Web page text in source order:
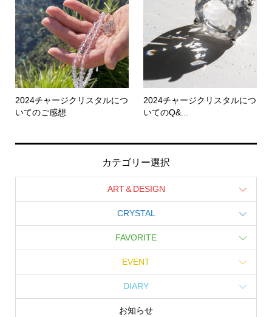
2024チャージクリスタルにつ
いてのご感想
2024チャージクリスタルにつ
いてのQ&...
カテゴリー選択
ART＆DESIGN
CRYSTAL
FAVORITE
EVENT
DIARY
お知らせ